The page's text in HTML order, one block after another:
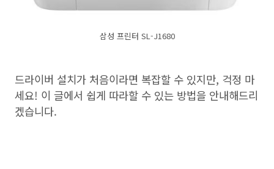
삼성 프린터 SL-J1680
드라이버 설치가 처음이라면 복잡할 수 있지만, 걱정 마
세요! 이 글에서 쉽게 따라할 수 있는 방법을 안내해드리
겠습니다.